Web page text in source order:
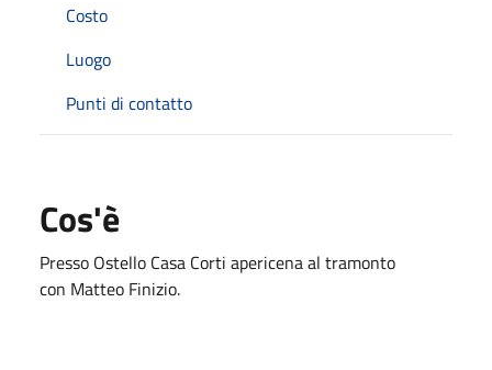
Costo
Luogo
Punti di contatto
Cos'è
Presso Ostello Casa Corti apericena al tramonto
con Matteo Finizio.